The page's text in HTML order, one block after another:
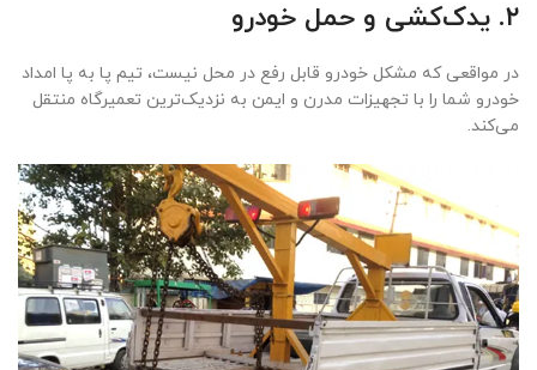
۲. یدک‌کشی و حمل خودرو
در مواقعی که مشکل خودرو قابل رفع در محل نیست، تیم پا به پا امداد
خودرو شما را با تجهیزات مدرن و ایمن به نزدیک‌ترین تعمیرگاه منتقل
می‌کند.